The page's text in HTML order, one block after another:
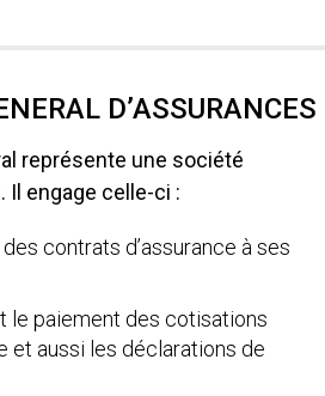
D’ASSURANCES
représente une société
Il engage celle-ci :
contrats d’assurance à ses
le paiement des cotisations
et aussi les déclarations de